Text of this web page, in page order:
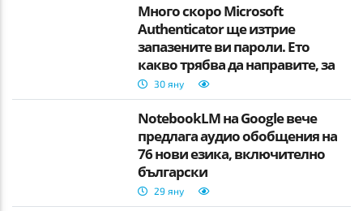
Много скоро Microsoft
Authenticator ще изтрие
запазените ви пароли. Ето
какво трябва да направите, за
да не ги загубите.
30 яну
NotebookLM на Google вече
предлага аудио обобщения на
76 нови езика, включително
български
29 яну